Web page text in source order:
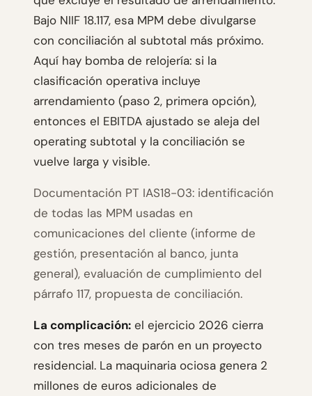
Bajo NIIF 18.117, esa MPM debe divulgarse
con conciliación al subtotal más próximo.
Aquí hay bomba de relojería: si la
clasificación operativa incluye
arrendamiento (paso 2, primera opción),
entonces el EBITDA ajustado se aleja del
operating subtotal y la conciliación se
vuelve larga y visible.
Documentación PT IAS18-03: identificación
de todas las MPM usadas en
comunicaciones del cliente (informe de
gestión, presentación al banco, junta
general), evaluación de cumplimiento del
párrafo 117, propuesta de conciliación.
La complicación: el ejercicio 2026 cierra
con tres meses de parón en un proyecto
residencial. La maquinaria ociosa genera 2
millones de euros adicionales de